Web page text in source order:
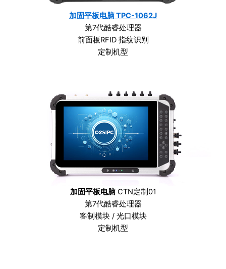
加固平板电脑 TPC-1062J
第7代酷睿处理器
前面板RFID 指纹识别
定制机型
加固平板电脑CTN定制01
第7代酷睿处理器
客制模块 / 光口模块
定制机型